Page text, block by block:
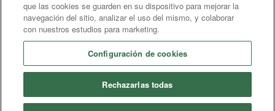
e
a
r
e
e
a
e
e
que las cookies se guarden en su dispositivo para mejorar la
navegación del sitio, analizar el uso del mismo, y colaborar
con nuestros estudios para marketing.
Configuración de cookies
Rechazarlas todas